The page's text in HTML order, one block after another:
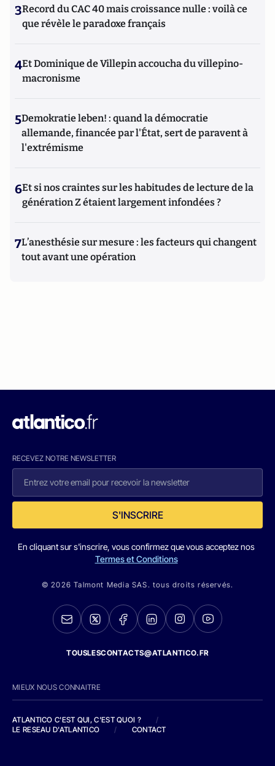
3Record du CAC 40 mais croissance nulle : voilà ce
que révèle le paradoxe français
4Et Dominique de Villepin accoucha du villepino-
macronisme
5Demokratie leben! : quand la démocratie
allemande, financée par l'État, sert de paravent à
l'extrémisme
6Et si nos craintes sur les habitudes de lecture de la
génération Z étaient largement infondées ?
7L’anesthésie sur mesure : les facteurs qui changent
tout avant une opération
RECEVEZ NOTRE NEWSLETTER
S'INSCRIRE
En cliquant sur s'inscrire, vous confirmez que vous acceptez nos
Termes et Conditions
© 2026 Talmont Media SAS. tous droits réservés.
TOUSLESCONTACTS@ATLANTICO.FR
MIEUX NOUS CONNAITRE
ATLANTICO C'EST QUI, C'EST QUOI ?
/
LE RESEAU D'ATLANTICO
/ CONTACT